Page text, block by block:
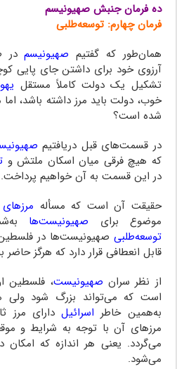
ده فرمان جنبش صهیونیسم
فرمان چهارم: توسعه‌طلبی
همان‌طور که گفتیم صهیونیسم
آرزوی خود برای داشتن جای پایی
تشکیل یک دولت کاملاً مستقل
خوب، دولت باید مرز داشته باشد،
شده است؟
در قسمت‌های قبل دریافتیم
که هیچ فرقی میان اسکان ملتش و
در این قسمت به آن خواهیم پرداخت.
حقیقت آن است که مسأله
موضوع برای صهیونیست‌ها
توسعه‌طلبی صهیونیست‌ها در
قابل انعطافی قرار دارد که هرگز حاضر
از نظر سران صهیونیست، فلسطین
است که می‌تواند بزرگ شود ولی
به‌همین خاطر اسرائیلدارای مرز
مرزهای آن با توجه به شرایط و
می‌گردد. یعنی هر اندازه که
می‌شود.